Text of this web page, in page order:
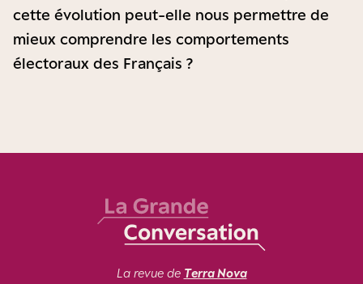
cette évolution peut-elle nous permettre de
mieux comprendre les comportements
électoraux des Français ?
La revue de Terra Nova